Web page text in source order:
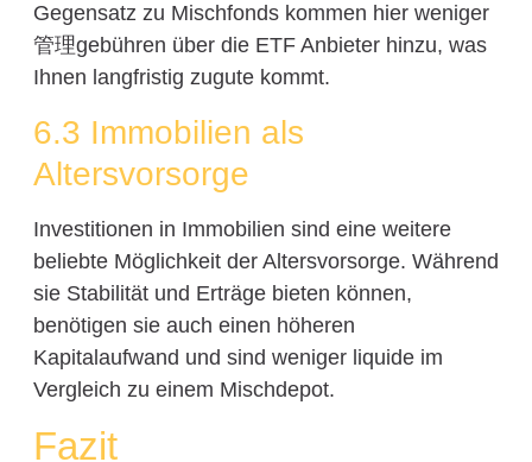
Gegensatz zu Mischfonds kommen hier weniger
管理gebühren über die ETF Anbieter hinzu, was
Ihnen langfristig zugute kommt.
6.3 Immobilien als
Altersvorsorge
Investitionen in Immobilien sind eine weitere
beliebte Möglichkeit der Altersvorsorge. Während
sie Stabilität und Erträge bieten können,
benötigen sie auch einen höheren
Kapitalaufwand und sind weniger liquide im
Vergleich zu einem Mischdepot.
Fazit